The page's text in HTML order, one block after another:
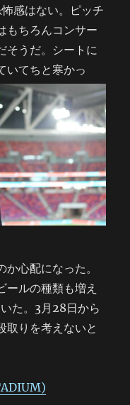
感はない。ピッチ
もちろんコンサー
そうだ。シートに
いてちと寒かっ
心配になった。
ールの種類も増え
た。3月28日から
取りを考えないと